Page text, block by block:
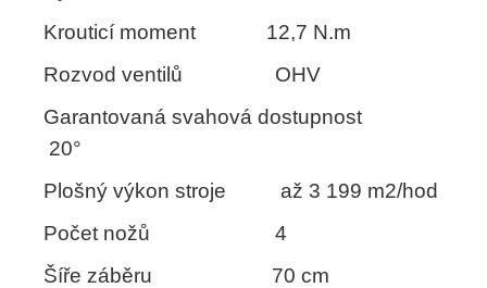
Krouticí moment 12,7 N.m
Rozvod ventilů OHV
Garantovaná svahová dostupnost
20°
Plošný výkon stroje až 3 199 m2/hod
Počet nožů 4
Šíře záběru 70 cm